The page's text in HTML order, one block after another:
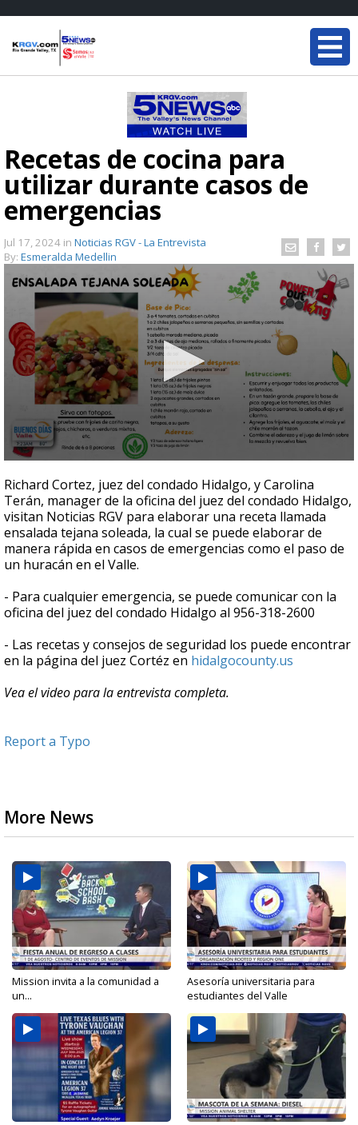
Recetas de cocina para
utilizar durante casos de
emergencias
Jul 17, 2024 in Noticias RGV - La Entrevista
By: Esmeralda Medellin
seconds
of
6
minutes,
36
Richard Cortez, juez del condado Hidalgo, y Carolina
Terán, manager de la oficina del juez del condado Hidalgo,
visitan Noticias RGV para elaborar una receta llamada
ensalada tejana soleada, la cual se puede elaborar de
manera rápida en casos de emergencias como el paso de
un huracán en el Valle.
- Para cualquier emergencia, se puede comunicar con la
oficina del juez del condado Hidalgo al 956-318-2600
- Las recetas y consejos de seguridad los puede encontrar
en la página del juez Cortéz en hidalgocounty.us
Vea el video para la entrevista completa.
Report a Typo
More News
Mission invita a la comunidad a
un...
Asesoría universitaria para
estudiantes del Valle